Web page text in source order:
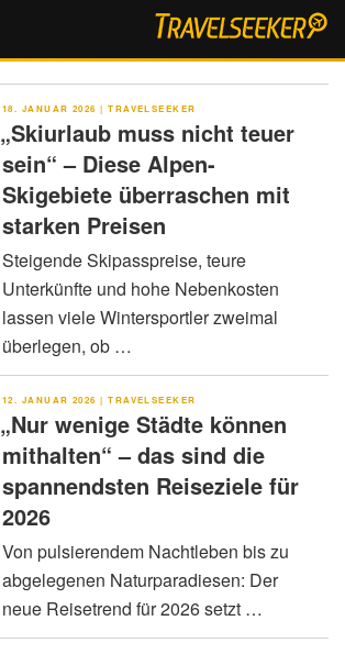
VERÖFFENTLICHT
18. JANUAR 2026 |TRAVELSEEKER
„Skiurlaub muss nicht teuer
sein“ – Diese Alpen-
Skigebiete überraschen mit
starken Preisen
Steigende Skipasspreise, teure
Unterkünfte und hohe Nebenkosten
lassen viele Wintersportler zweimal
überlegen, ob …
VERÖFFENTLICHT
12. JANUAR 2026 |TRAVELSEEKER
„Nur wenige Städte können
mithalten“ – das sind die
spannendsten Reiseziele für
2026
Von pulsierendem Nachtleben bis zu
abgelegenen Naturparadiesen: Der
neue Reisetrend für 2026 setzt …